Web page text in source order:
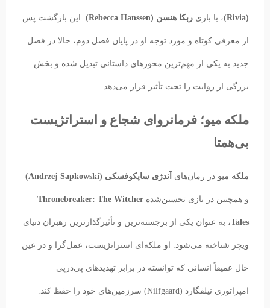
(Rivia) ، با بازی ربکا هنسن (Rebecca Hanssen) . این بازگشت پس
از معرفی کوتاه و مورد توجه او در پایان فصل دوم، حالا در فصل
جدید به یکی از مهم‌ترین محورهای داستانی تبدیل شده و بخش
بزرگی از روایت را تحت تأثیر قرار می‌دهد.
ملکه میو؛ فرمانروای شجاع و استراتژیست
بی‌همتا
ملکه میو در رمان‌های آندژی ساپکوفسکی (Andrzej Sapkowski)
و همچنین در بازی تحسین‌شده Thronebreaker: The Witcher
Tales، به عنوان یکی از برجسته‌ترین و تأثیرگذارترین رهبران دنیای
ویچر شناخته می‌شود. او ملکه‌ای استراتژیست، عمل‌گرا و در عین
حال عمیقاً انسانی که توانسته در برابر تهدیدهای پی‌درپی
امپراتوری نیلفگارد (Nilfgaard) سرزمین‌های خود را حفظ کند.